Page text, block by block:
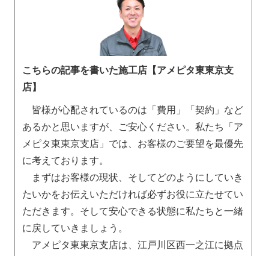
こちらの記事を書いた施工店【アメピタ東東京支
店】
皆様が心配されているのは「費用」「契約」など
あるかと思いますが、ご安心ください。私たち「ア
メピタ東東京支店」では、お客様のご要望を最優先
に考えております。
まずはお客様の現状、そしてどのようにしていき
たいかをお伝えいただければ必ずお役に立たせてい
ただきます。そして安心できる状態に私たちと一緒
に戻していきましょう。
アメピタ東東京支店は、江戸川区西一之江に拠点